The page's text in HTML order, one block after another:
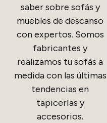
saber sobre sofás y
muebles de descanso
con expertos. Somos
fabricantes y
realizamos tu sofás a
medida con las últimas
tendencias en
tapicerías y
accesorios.